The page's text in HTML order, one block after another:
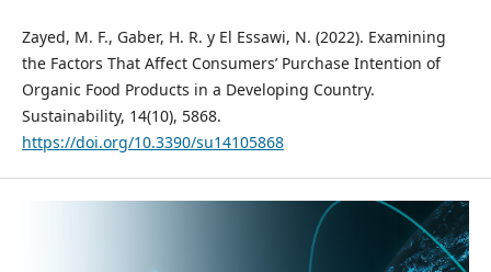
Zayed, M. F., Gaber, H. R. y El Essawi, N. (2022). Examining
the Factors That Affect Consumers’ Purchase Intention of
Organic Food Products in a Developing Country.
Sustainability, 14(10), 5868.
https://doi.org/10.3390/su14105868